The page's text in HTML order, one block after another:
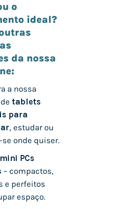
o
ideal?
da nossa
a nossa
tablets
para
, estudar ou
onde quiser.
PCs
– compactos,
e perfeitos
espaço.